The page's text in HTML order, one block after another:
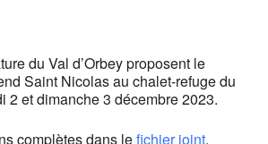
du Val d’Orbey proposent le
Saint Nicolas au chalet-refuge du
2 et dimanche 3 décembre 2023.
complètes dans lefichier joint.